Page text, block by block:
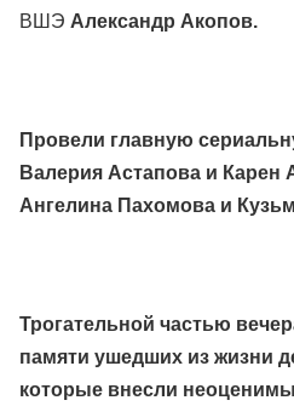
ВШЭ Александр Акопов.
Провели главную
Валерия Астапова и Карен
Ангелина Пахомова и
Трогательной частью
памяти ушедших из жизни
которые внесли